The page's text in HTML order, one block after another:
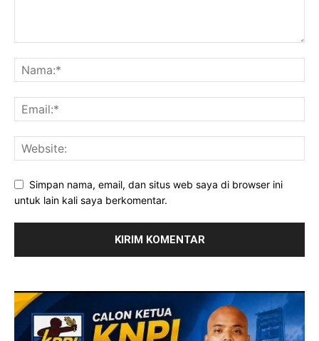
Simpan nama, email, dan situs web saya di browser ini
untuk lain kali saya berkomentar.